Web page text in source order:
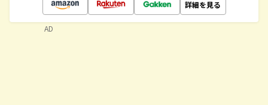
詳細を見る
AD